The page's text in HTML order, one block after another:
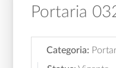
Portaria
Categoria: